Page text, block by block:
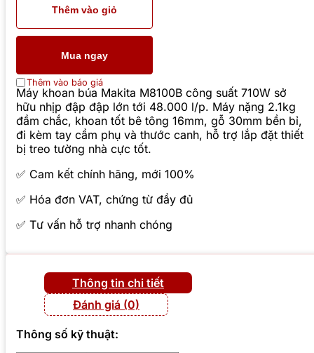
Thêm vào giỏ
Mua ngay
Thêm vào báo giá
Máy khoan búa Makita M8100B công suất 710W sở
hữu nhịp đập đập lớn tới 48.000 l/p. Máy nặng 2.1kg
đầm chắc, khoan tốt bê tông 16mm, gỗ 30mm bền bỉ,
đi kèm tay cầm phụ và thước canh, hỗ trợ lắp đặt thiết
bị treo tường nhà cực tốt.
✅ Cam kết chính hãng, mới 100%
✅ Hóa đơn VAT, chứng từ đầy đủ
✅ Tư vấn hỗ trợ nhanh chóng
Thông tin chi tiết
Đánh giá (0)
Thông số kỹ thuật: